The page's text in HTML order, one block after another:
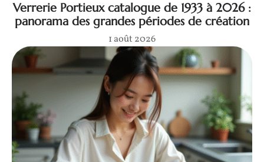
Verrerie Portieux catalogue de 1933 à 2026 :
panorama des grandes périodes de création
1 août 2026